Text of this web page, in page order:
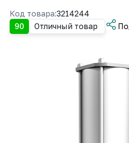
90 Отличный товар
Код товара:3214244